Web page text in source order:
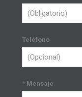
Teléfono
* Mensaje